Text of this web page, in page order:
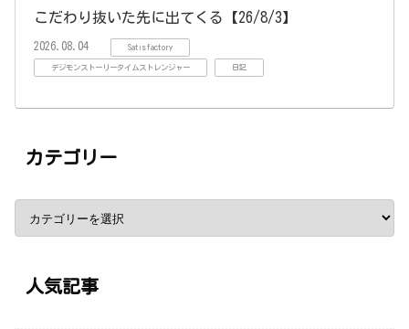
こだわり抜いた先に出てくる【26/8/3】
2026.08.04 Satisfactory
デジモンストーリータイムストレンジャー 日記
カテゴリー
人気記事